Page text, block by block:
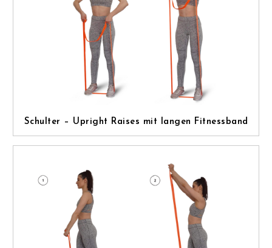
Schulter – Upright Raises mit langen Fitnessband